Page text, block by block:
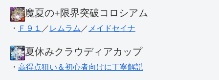
魔夏の+限界突破コロシアム
・ Ｆ９１ ／ レムラム ／ メイドセイナ
夏休みクラウディアカップ
・ 高得点狙い＆初心者向けに丁寧解説